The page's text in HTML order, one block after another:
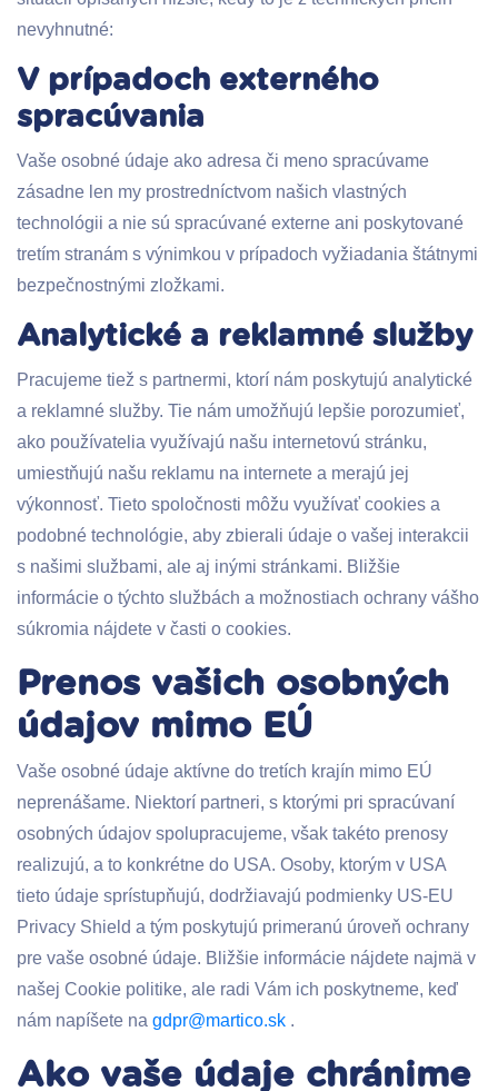
nevyhnutné:
V prípadoch externého
spracúvania
Vaše osobné údaje ako adresa či meno spracúvame
zásadne len my prostredníctvom našich vlastných
technológii a nie sú spracúvané externe ani poskytované
tretím stranám s výnimkou v prípadoch vyžiadania štátnymi
bezpečnostnými zložkami.
Analytické a reklamné služby
Pracujeme tiež s partnermi, ktorí nám poskytujú analytické
a reklamné služby. Tie nám umožňujú lepšie porozumieť,
ako používatelia využívajú našu internetovú stránku,
umiestňujú našu reklamu na internete a merajú jej
výkonnosť. Tieto spoločnosti môžu využívať cookies a
podobné technológie, aby zbierali údaje o vašej interakcii
s našimi službami, ale aj inými stránkami. Bližšie
informácie o týchto službách a možnostiach ochrany vášho
súkromia nájdete v časti o cookies.
Prenos vašich osobných
údajov mimo EÚ
Vaše osobné údaje aktívne do tretích krajín mimo EÚ
neprenášame. Niektorí partneri, s ktorými pri spracúvaní
osobných údajov spolupracujeme, však takéto prenosy
realizujú, a to konkrétne do USA. Osoby, ktorým v USA
tieto údaje sprístupňujú, dodržiavajú podmienky US-EU
Privacy Shield a tým poskytujú primeranú úroveň ochrany
pre vaše osobné údaje. Bližšie informácie nájdete najmä v
našej Cookie politike, ale radi Vám ich poskytneme, keď
nám napíšete na gdpr@martico.sk .
Ako vaše údaje chránime